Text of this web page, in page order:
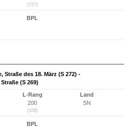
(727)
BPL
Straße des 18. März (S 272) -
(S 269)
L-Rang
200
(108)
Land
SN
BPL